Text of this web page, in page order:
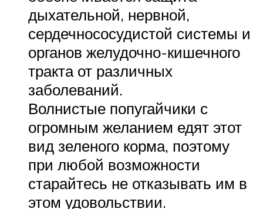
дыхательной, нервной,
сердечнососудистой системы и
органов желудочно-кишечного
тракта от различных
заболеваний.
Волнистые попугайчики с
огромным желанием едят этот
вид зеленого корма, поэтому
при любой возможности
старайтесь не отказывать им в
этом удовольствии.